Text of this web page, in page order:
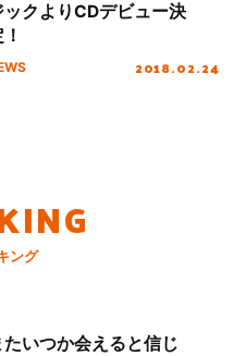
ックよりCDデビュー決
2018.02.24
ング
たいつか会えると信じ